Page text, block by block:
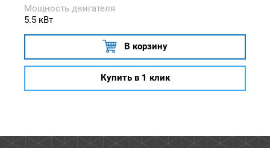
Мощность двигателя
5.5 кВт
В корзину
Купить в 1 клик